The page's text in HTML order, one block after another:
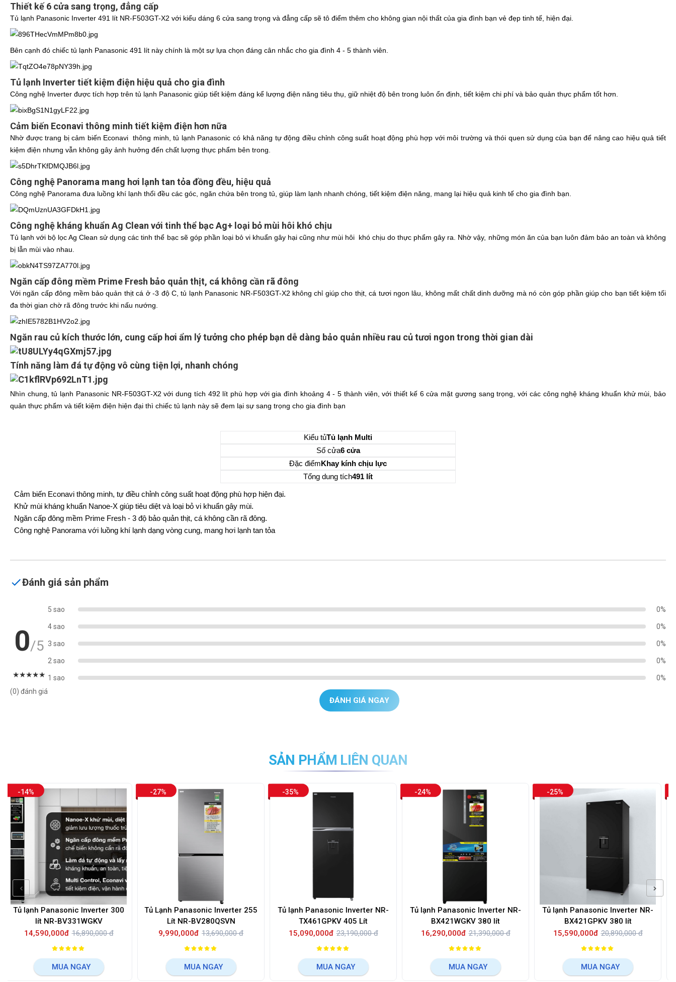
Thiết kế 6 cửa sang trọng, đẳng cấp
Tủ lạnh Panasonic Inverter 491 lít NR-F503GT-X2 với kiểu dáng 6 cửa sang trọng và đẳng cấp sẽ tô điểm thêm cho không gian nội thất của gia đình bạn vẻ đẹp tinh tế, hiện đại.
Bên cạnh đó chiếc tủ lạnh Panasonic 491 lít này chính là một sự lựa chọn đáng cân nhắc cho gia đình 4 - 5 thành viên.
Tủ lạnh Inverter tiết kiệm điện hiệu quả cho gia đình
Công nghệ Inverter được tích hợp trên tủ lạnh Panasonic giúp tiết kiệm đáng kể lượng điện năng tiêu thụ, giữ nhiệt độ bên trong luôn ổn định, tiết kiệm chi phí và bảo quản thực phẩm tốt hơn.
Cảm biến Econavi thông minh tiết kiệm điện hơn nữa
Nhờ được trang bị cảm biến Econavi thông minh, tủ lạnh Panasonic có khả năng tự động điều chỉnh công suất hoạt động phù hợp với môi trường và thói quen sử dụng của bạn để nâng cao hiệu quả tiết
kiệm điện nhưng vẫn không gây ảnh hưởng đến chất lượng thực phẩm bên trong.
Công nghệ Panorama mang hơi lạnh tan tỏa đồng đều, hiệu quả
Công nghệ Panorama đưa luồng khí lạnh thổi đều các góc, ngăn chứa bên trong tủ, giúp làm lạnh nhanh chóng, tiết kiệm điện năng, mang lại hiệu quả kinh tế cho gia đình bạn.
Công nghệ kháng khuẩn Ag Clean với tinh thể bạc Ag+ loại bỏ mùi hôi khó chịu
Tủ lạnh với bộ lọc Ag Clean sử dụng các tinh thể bạc sẽ góp phần loại bỏ vi khuẩn gây hại cũng như mùi hôi khó chịu do thực phẩm gây ra. Nhờ vậy, những món ăn của bạn luôn đảm bảo an toàn và không
bị lẫn mùi vào nhau.
Ngăn cấp đông mềm Prime Fresh bảo quản thịt, cá không cần rã đông
Với ngăn cấp đông mềm bảo quản thịt cá ở -3 độ C, tủ lạnh Panasonic NR-F503GT-X2 không chỉ giúp cho thịt, cá tươi ngon lâu, không mất chất dinh dưỡng mà nó còn góp phần giúp cho bạn tiết kiệm tối
đa thời gian chờ rã đông trước khi nấu nướng.
Ngăn rau củ kích thước lớn, cung cấp hơi ẩm lý tưởng cho phép bạn dễ dàng bảo quản nhiều rau củ tươi ngon trong thời gian dài
Tính năng làm đá tự động vô cùng tiện lợi, nhanh chóng
Nhìn chung, tủ lạnh Panasonic NR-F503GT-X2 với dung tích 492 lít phù hợp với gia đình khoảng 4 - 5 thành viên, với thiết kế 6 cửa mặt gương sang trọng, với các công nghệ kháng khuẩn khử mùi, bảo
quản thực phẩm và tiết kiệm điện hiện đại thì chiếc tủ lạnh này sẽ đem lại sự sang trọng cho gia đình bạn
Kiểu tủTủ lạnh Multi
Số cửa6 cửa
Đặc điểmKhay kính chịu lực
Tổng dung tích491 lít
Cảm biến Econavi thông minh, tự điều chỉnh công suất hoạt động phù hợp hiện đại.
Khử mùi kháng khuẩn Nanoe-X giúp tiêu diệt và loại bỏ vi khuẩn gây mùi.
Ngăn cấp đông mềm Prime Fresh - 3 độ bảo quản thịt, cá không cần rã đông.
Công nghệ Panorama với luồng khí lạnh dạng vòng cung, mang hơi lạnh tan tỏa
Đánh giá sản phẩm
0/5
★★★★★
(0) đánh giá
5 sao 0%
4 sao 0%
3 sao 0%
2 sao 0%
1 sao 0%
ĐÁNH GIÁ NGAY
SẢN PHẨM LIÊN QUAN
300
Tủ Lạnh Panasonic Inverter 255
Lít NR-BV280QSVN
9,990,000đ 13,690,000 đ
MUA NGAY
Tủ lạnh Panasonic Inverter NR-
TX461GPKV 405 Lít
15,090,000đ 23,190,000 đ
-35%
MUA NGAY
Tủ lạnh Panasonic Inverter NR-
BX421WGKV 380 lít
16,290,000đ 21,390,000 đ
-24%
MUA NGAY
Tủ lạnh Panasonic Inverter NR-
BX421GPKV 380 lít
15,590,000đ 20,890,000 đ
-25%
MUA NGAY
Tủ lạnh Panasonic Inverter
lít NR-BV361GPKV
15,590,000đ 19,790,000 đ
MUA NGAY